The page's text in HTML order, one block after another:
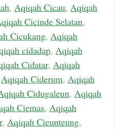
, Aqiqah Cicau, Aqiqah
Cicinde Selatan,
Cicukang, Aqiqah
cidadap, Aqiqah
Cidatar, Aqiqah
Aqiqah Ciderum, Aqiqah
Cidugaleun, Aqiqah
Ciemas, Aqiqah
, Aqiqah Cieunteung,